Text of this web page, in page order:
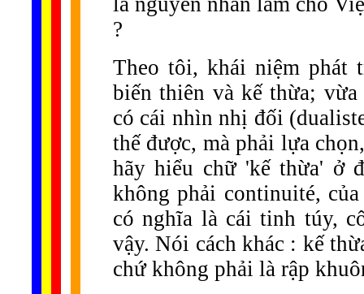
?
Theo tôi, khái niệm phát
biến thiên và kế thừa;
có cái nhìn nhị đối
thế được, mà phải lựa
hãy hiểu chữ 'kế thừa' ở
không phải continuité,
có nghĩa là cái tinh túy,
vậy. Nói cách khác : kế
chứ không phải là rập